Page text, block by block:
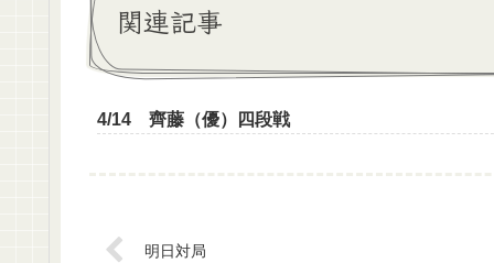
関連記事
4/14 齊藤（優）四段戦
明日対局